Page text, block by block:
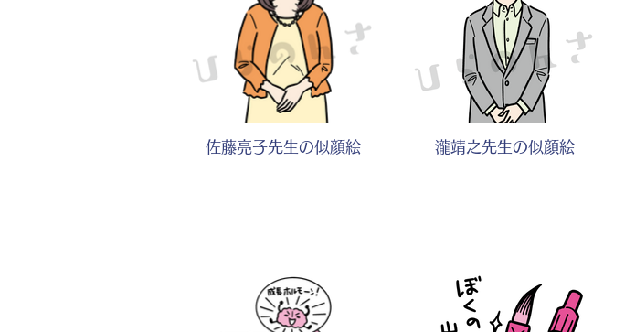
佐藤亮子先生の似顔絵 瀧靖之先生の似顔絵